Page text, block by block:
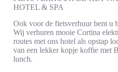
HOTEL & SPA
Ook voor de fietsverhuur bent u
Wij verhuren mooie Cortina
routes met ons hotel als opstap
van een lekker kopje koffie met
lunch.